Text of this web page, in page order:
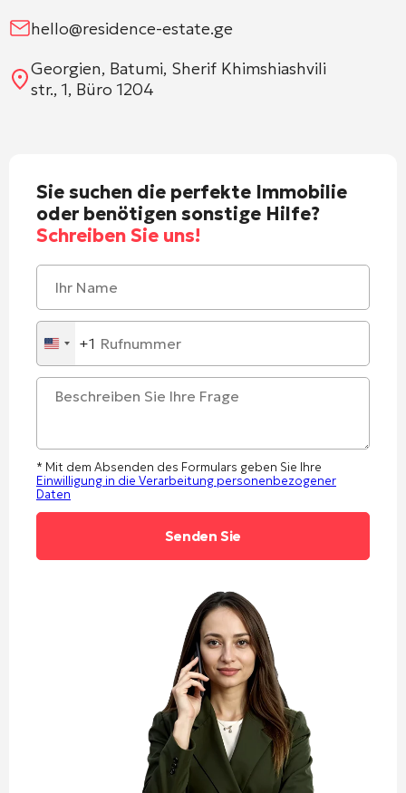
hello@residence-estate.ge
Georgien, Batumi, Sherif Khimshiashvili
str., 1, Büro 1204
Sie suchen die perfekte Immobilie
oder benötigen sonstige Hilfe?
Schreiben Sie uns!
United
States
+1
+1
* Mit dem Absenden des Formulars geben Sie Ihre
Einwilligung in die Verarbeitung personenbezogener
Daten